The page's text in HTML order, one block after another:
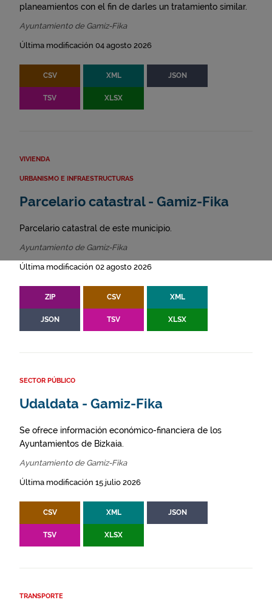
planeamientos con el fin de darles un tratamiento similar.
Ayuntamiento de Gamiz-Fika
Última modificación 04 agosto 2026
CSV XML JSON
TSV XLSX
VIVIENDA
URBANISMO E INFRAESTRUCTURAS
Parcelario catastral - Gamiz-Fika
Parcelario catastral de este municipio.
Ayuntamiento de Gamiz-Fika
Última modificación 02 agosto 2026
ZIP CSV XML
JSON TSV XLSX
SECTOR PÚBLICO
Udaldata - Gamiz-Fika
Se ofrece información económico-financiera de los
Ayuntamientos de Bizkaia.
Ayuntamiento de Gamiz-Fika
Última modificación 15 julio 2026
CSV XML JSON
TSV XLSX
TRANSPORTE